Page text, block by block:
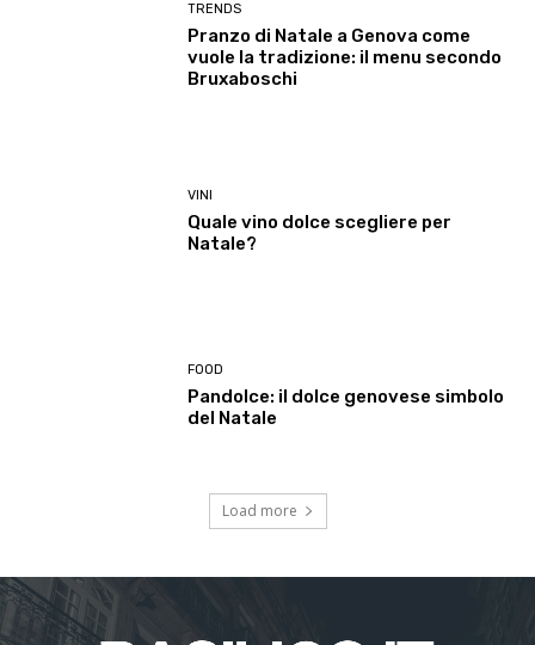
TRENDS
Pranzo di Natale a Genova come
vuole la tradizione: il menu secondo
Bruxaboschi
VINI
Quale vino dolce scegliere per
Natale?
FOOD
Pandolce: il dolce genovese simbolo
del Natale
Load more